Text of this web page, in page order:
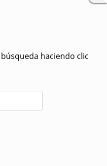
haciendo clic